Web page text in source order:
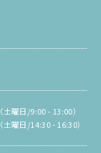
（土曜日/9:00 - 13:00）
（土曜日/14:30 - 16:30）